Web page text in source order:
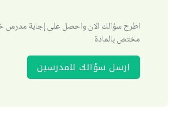
اطرح سؤالك الان واحصل على إجابة
مختص بالمادة
ارسل سؤالك للمدرسين